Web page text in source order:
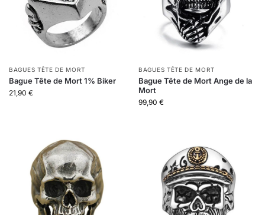
BAGUES TÊTE DE MORT
Bague Tête de Mort 1% Biker
21,90 €
BAGUES TÊTE DE MORT
Bague Tête de Mort Ange de la
Mort
99,90 €